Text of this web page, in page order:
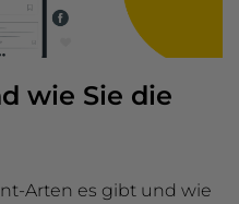
wie Sie die
Arten es gibt und wie